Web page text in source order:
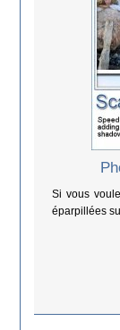
Si vous
éparpillées